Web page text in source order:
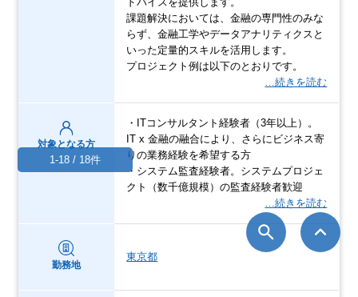
課題解決においては、金融の専門性のみな
らず、金融工学やデータアナリティクスと
いった定量的スキルを活用します。
プロジェクト例は以下のとおりです。
…続きを読む
対象となる方
・ITコンサルタント経験者（3年以上）。
IT x 金融の融合により、さらにビジネス寄
りの業務経験を希望する方
・システム監査経験者。システムプロジェ
クト（数千億規模）の監査経験者歓迎
…続きを読む
勤務地
東京都
1-18 / 18件